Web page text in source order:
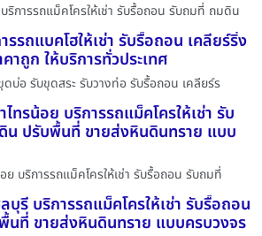
ริการรถแม็คโครให้เช่า รับรื้อถอน รับถมที่ ถมดิน
รถแบคโฮให้เช่า รับรื้อถอน เคลียร์ริ่ง
ถูก ให้บริการทั่วประเทศ
ดบ่อ รับขุดสระ รับวางท่อ รับรื้อถอน เคลียร์ร
ไทรน้อย บริการรถแม็คโครให้เช่า รับ
ปรับพื้นที่ ขายส่งหินดินทราย แบบ
ย บริการรถแม็คโครให้เช่า รับรื้อถอน รับถมที่
บุรี บริการรถแม็คโครให้เช่า รับรื้อถอน
ที่ ขายส่งหินดินทราย แบบครบวงจร